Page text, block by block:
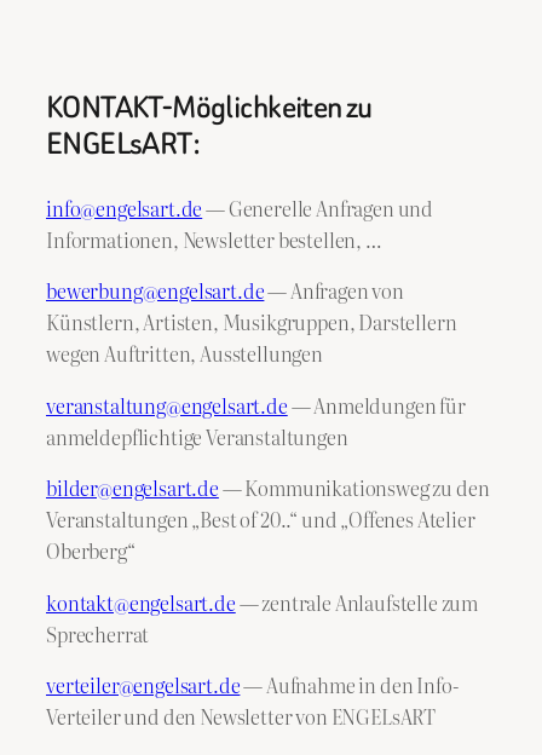
KONTAKT-Möglichkeiten zu
ENGELsART:
info@engelsart.de— Generelle Anfragen und
Informationen, Newsletter bestellen, …
bewerbung@engelsart.de— Anfragen von
Künstlern, Artisten, Musikgruppen, Darstellern
wegen Auftritten, Ausstellungen
veranstaltung@engelsart.de— Anmeldungen für
anmeldepflichtige Veranstaltungen
bilder@engelsart.de— Kommunikationsweg zu den
Veranstaltungen „Best of 20..“ und „Offenes Atelier
Oberberg“
kontakt@engelsart.de— zentrale Anlaufstelle zum
Sprecherrat
verteiler@engelsart.de— Aufnahme in den Info-
Verteiler und den Newsletter von ENGELsART